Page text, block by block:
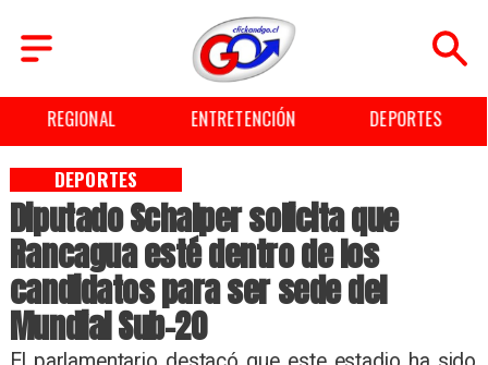
ENTRETENCIÓN DEPORTES CULTURA
Diputado Schalper solicita que
Rancagua esté dentro de los
candidatos para ser sede del
Mundial Sub-20
DEPORTES